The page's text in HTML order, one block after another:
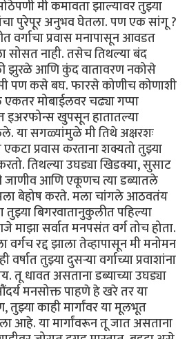
मी कमावता झाल्यावर तुझ्या
पुरेपूर अनुभव घेतला. पण एक सांगू ?
वर्गाचा प्रवास मनापासून आवडत
सोसत नाही. तसेच तिथल्या बंद
झुरळे आणि कुंद वातावरण नकोसे
पण कसे बघ. फारसे कोणीच कोणाशी
मोबाईलवर चढ्या गप्पा
इअरफोन्स खुपसून हातातल्या
या सगळ्यांमुळे मी तिथे अक्षरशः
प्रवास करताना शक्यतो तुझ्या
तिथल्या उघड्या खिडक्या, सुसाट
जाणीव आणि एकूणच त्या डब्यातले
बेहोष करते. मला चांगले आठवतंय
तुझ्या बिगरवातानुकुलीत पहिल्या
माझा सर्वात मनपसंत वर्ग तोच होता.
वर्गच रद्द झाला तेव्हापासून मी मनोमन
तुझ्या दुसऱ्या वर्गाच्या प्रवाशांना
तू धावत असताना डब्याच्या उघड्या
मनसोक्त पाहणे हे खरे तर या
काही मार्गांवर या मूलभूत
आहे. या मार्गांवरून तू जात असताना